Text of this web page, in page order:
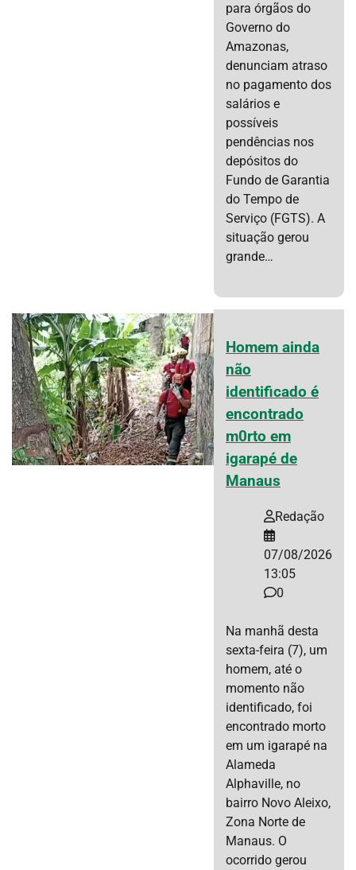
para órgãos do
Governo do
Amazonas,
denunciam atraso
no pagamento dos
salários e
possíveis
pendências nos
depósitos do
Fundo de Garantia
do Tempo de
Serviço (FGTS). A
situação gerou
grande…
Homem ainda
não
identificado é
encontrado
m0rto em
igarapé de
Manaus
Redação
07/08/2026
13:05
0
Na manhã desta
sexta-feira (7), um
homem, até o
momento não
identificado, foi
encontrado morto
em um igarapé na
Alameda
Alphaville, no
bairro Novo Aleixo,
Zona Norte de
Manaus. O
ocorrido gerou